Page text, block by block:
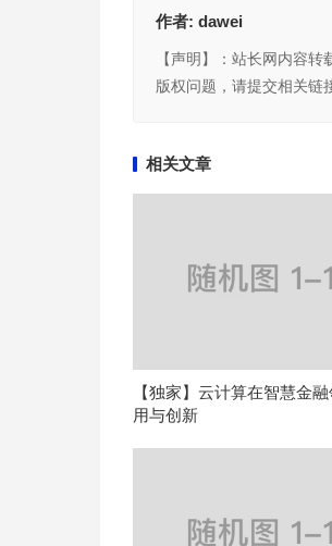
作者: dawei
【声明】：站长网内容
版权问题，请提交相关链
相关文章
【独家】云计算在智慧金
用与创新